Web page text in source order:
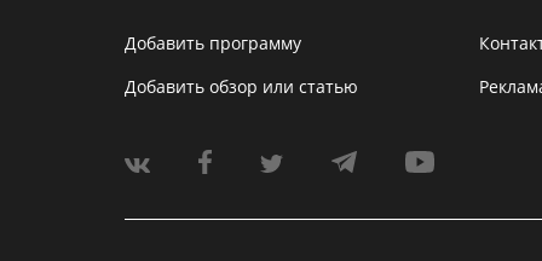
Добавить программу
Добавить обзор или статью